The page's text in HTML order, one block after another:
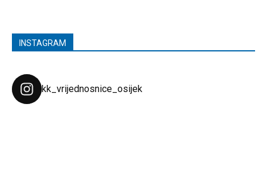
INSTAGRAM
kk_vrijednosnice_osijek